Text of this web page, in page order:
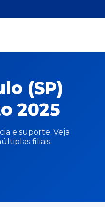
(SP)
2025
e suporte. Veja
filiais.